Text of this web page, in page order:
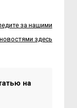
за нашими
новостями здесь
на